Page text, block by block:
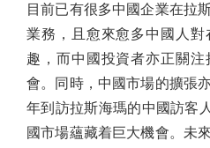
目前已有很多中國企業在拉
業務，且愈來愈多中國人
趣，而中國投資者亦正關
會。同時，中國市場的擴張
年到訪拉斯海瑪的中國訪客
國市場蘊藏着巨大機會。未